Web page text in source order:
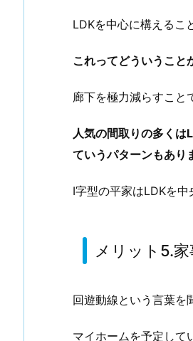
LDKを中心に構えるこ
これってどういうこと
廊下を極力減らすこと
人気の間取りの多く
ていうパターンもあり
I字型の平家はLDKを中
メリット5.
回遊動線という言葉を
マイホームを予定して